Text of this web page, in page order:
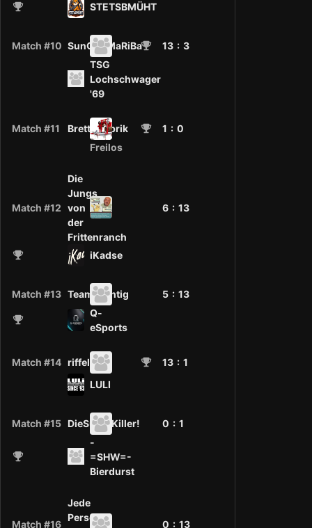
STETSBMÜHT
Match #10 SunChoMaRiBa 13 : 3
TSG
Lochschwager
'69
Match #11 Bretterfabrik 1 : 0
Freilos
Match #12
Die
Jungs
von
der
Frittenranch
6 : 13
iKadse
Match #13 TeamTüchtig 5 : 13
Q-
eSports
Match #14 riffelN.N 13 : 1
LULI
Match #15 DieSuperKiller! 0 : 1
-
=SHW=-
Bierdurst
Match #16
Jede
Person
0 : 13